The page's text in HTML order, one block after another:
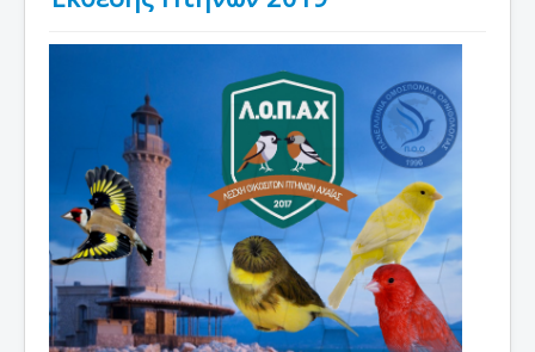
Χρήσιμες Πληροφορίες
Επικοινωνία